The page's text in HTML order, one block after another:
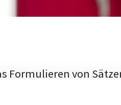
Formulieren von
aktuellen